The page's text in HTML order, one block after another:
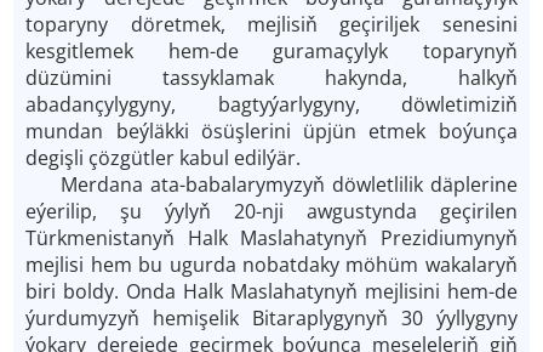
toparyny döretmek, mejlisiň geçiriljek senesini
kesgitlemek hem-de guramaçylyk toparynyň
düzümini tassyklamak hakynda, halkyň
abadançylygyny, bagtyýarlygyny, döwletimiziň
mundan beýläkki ösüşlerini üpjün etmek boýunça
degişli çözgütler kabul edilýär.
Merdana ata-babalarymyzyň döwletlilik däplerine
eýerilip, şu ýylyň 20-nji awgustynda geçirilen
Türkmenistanyň Halk Maslahatynyň Prezidiumynyň
mejlisi hem bu ugurda nobatdaky möhüm wakalaryň
biri boldy. Onda Halk Maslahatynyň mejlisini hem-de
ýurdumyzyň hemişelik Bitaraplygynyň 30 ýyllygyny
ýokary derejede geçirmek boýunça meseleleriň giň